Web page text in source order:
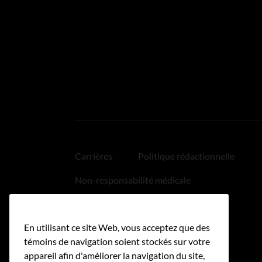
Carrières Politique rédactionnelle
Non-responsabilité médicale
Accessibilité
En utilisant ce site Web, vous acceptez que des
témoins de navigation soient stockés sur votre
appareil afin d'améliorer la navigation du site,